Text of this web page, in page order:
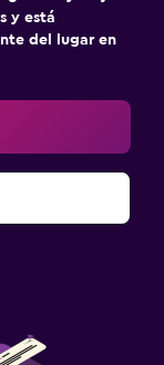
y está
del lugar en